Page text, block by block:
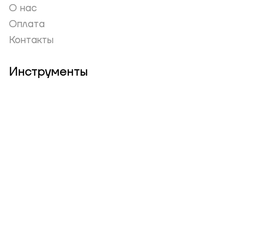
О нас
Оплата
Контакты
Инструменты